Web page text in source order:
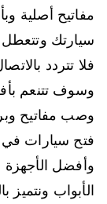
مفاتيح أصلية
سيارتك
فلا تتردد
وسوف تتنعم
وصب مفاتيح
فتح سيارات في
وأفضل
الأبواب ونتميز